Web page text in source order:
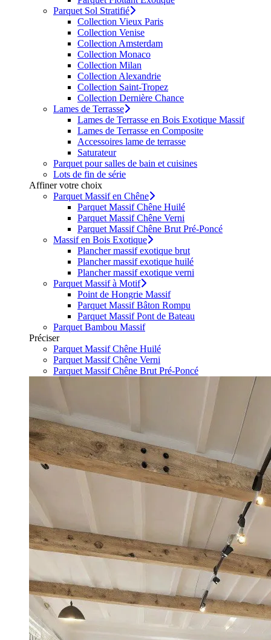
Parquet Sol Stratifié
Collection Vieux Paris
Collection Venise
Collection Amsterdam
Collection Monaco
Collection Milan
Collection Alexandrie
Collection Saint-Tropez
Collection Dernière Chance
Lames de Terrasse
Lames de Terrasse en Bois Exotique Massif
Lames de Terrasse en Composite
Accessoires lame de terrasse
Saturateur
Parquet pour salles de bain et cuisines
Lots de fin de série
Affiner votre choix
Parquet Massif en Chêne
Parquet Massif Chêne Huilé
Parquet Massif Chêne Verni
Parquet Massif Chêne Brut Pré-Poncé
Massif en Bois Exotique
Plancher massif exotique brut
Plancher massif exotique huilé
Plancher massif exotique verni
Parquet Massif à Motif
Point de Hongrie Massif
Parquet Massif Bâton Rompu
Parquet Massif Pont de Bateau
Parquet Bambou Massif
Préciser
Parquet Massif Chêne Huilé
Parquet Massif Chêne Verni
Parquet Massif Chêne Brut Pré-Poncé